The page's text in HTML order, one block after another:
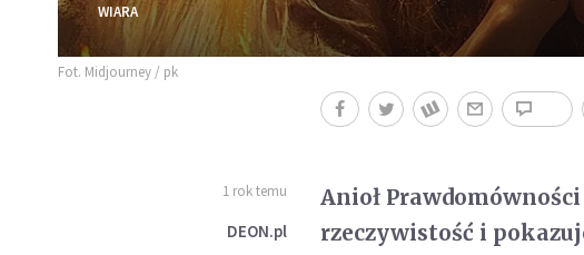
WIARA
Fot. Midjourney / pk
1 rok temu
DEON.pl
Anioł
rzeczywistość i